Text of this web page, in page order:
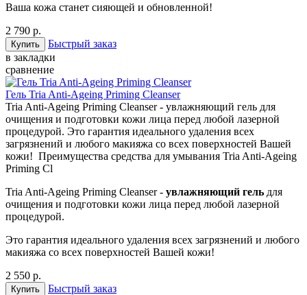
Ваша кожа станет сияющей и обновленной!
2 790 р.
Быстрый заказ
в закладки
сравнение
Гель Tria Anti-Ageing Priming Cleanser
Tria Anti-Ageing Priming Cleanser - увлажняющий гель для
очищения и подготовки кожи лица перед любой лазерной
процедурой. Это гарантия идеального удаления всех
загрязнений и любого макияжа со всех поверхностей Вашей
кожи! Преимущества средства для умывания Tria Anti-Ageing
Priming Cl
Tria Anti-Ageing Priming Cleanser - увлажняющий гель для
очищения и подготовки кожи лица перед любой лазерной
процедурой.
Это гарантия идеального удаления всех загрязнений и любого
макияжа со всех поверхностей Вашей кожи!
2 550 р.
Быстрый заказ